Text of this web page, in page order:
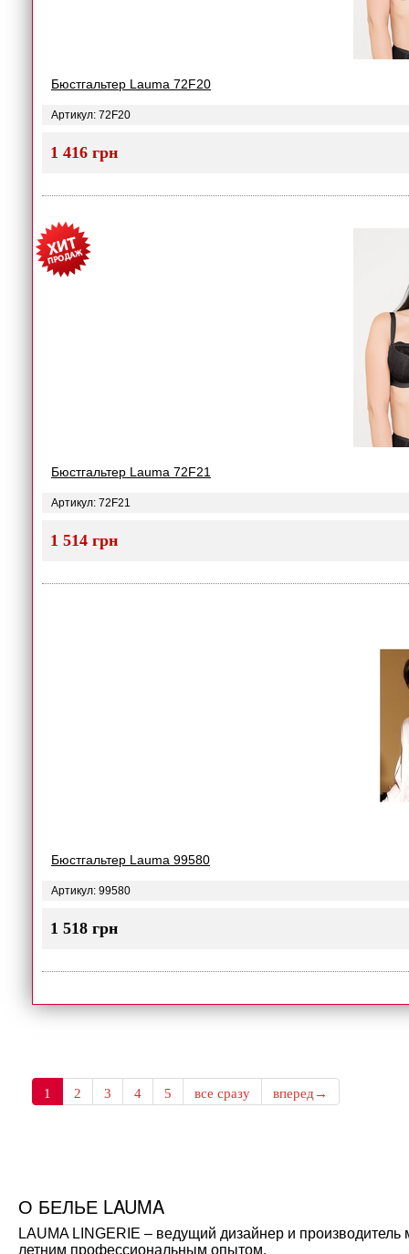
Бюстгальтер Lauma 72F20
Артикул: 72F20
1 416 грн
Бюстгальтер Lauma 72F21
Артикул: 72F21
1 514 грн
Бюстгальтер Lauma 99580
Артикул: 99580
1 518 грн
1 2 3 4 5 все сразу вперед→
О БЕЛЬЕ LAUMA
LAUMA LINGERIE – ведущий дизайнер и
летним профессиональным опытом.